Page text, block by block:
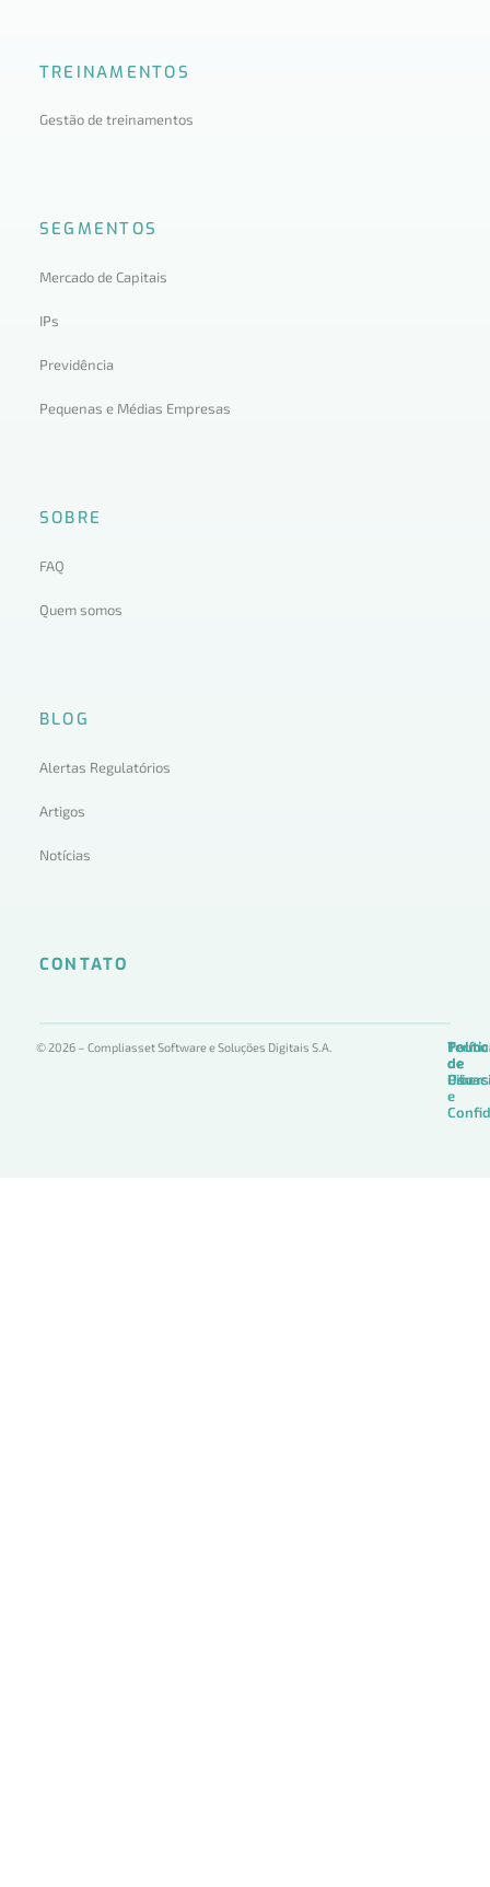
TREINAMENTOS
Gestão de treinamentos
SEGMENTOS
Mercado de Capitais
IPs
Previdência
Pequenas e Médias Empresas
SOBRE
FAQ
Quem somos
BLOG
Alertas Regulatórios
Artigos
Notícias
CONTATO
© 2026 – Compliasset Software e Soluções Digitais S.A.
de
Uso
de
de
e